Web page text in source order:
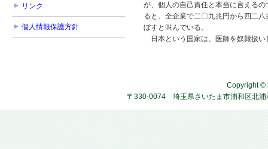
が、個人の自己責任と本当に言える
ると、全企業で二〇九兆円から四二
ぼすと叫んでいる。
日本という国家は、医師を奴隷扱い
リンク
個人情報保護方針
Copyright ©
〒330-0074 埼玉県さいたま市浦和区北